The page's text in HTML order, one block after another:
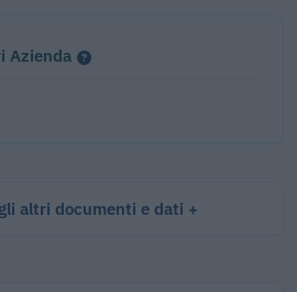
Azienda
altri documenti e dati